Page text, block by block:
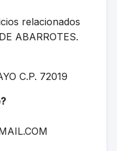
relacionados
ABARROTES.
C.P. 72019